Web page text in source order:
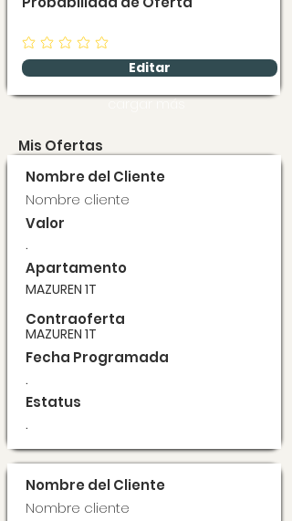
Editar
cargar más
Mis Ofertas
Nombre del Cliente
Nombre cliente
Valor
.
Apartamento
MAZUREN 1T
Contraoferta
MAZUREN 1T
Fecha Programada
.
Estatus
.
Nombre del Cliente
Nombre cliente